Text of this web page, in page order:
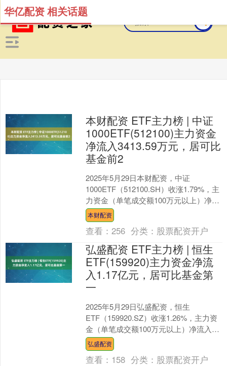
华亿配资 相关话题
本财配资 ETF主力榜 | 中证
1000ETF(512100)主力资金
净流入3413.59万元，居可比
基金前2
2025年5月29日本财配资，中证
1000ETF（512100.SH）收涨1.79%，主
力资金（单笔成交额100万元以上）净流
入3413.59万元，居可比基金前....
本财配资
查看：256 分类： 股票配资开户
弘盛配资 ETF主力榜 | 恒生
ETF(159920)主力资金净流
入1.17亿元，居可比基金第
一
2025年5月29日弘盛配资，恒生
ETF（159920.SZ）收涨1.26%，主力资
金（单笔成交额100万元以上）净流入
1.17亿元，居可比基金第一。 拉长时
间....
弘盛配资
查看： 158 分类： 股票配资开户